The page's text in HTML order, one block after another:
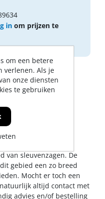
in om prijzen te
tonen
van sleuvenzagen. De
gebied een zo breed
Mocht er toch een
altijd contact met
advies en/of bestelling
om een betere
verlenen. Als je
onze diensten
te gebruiken